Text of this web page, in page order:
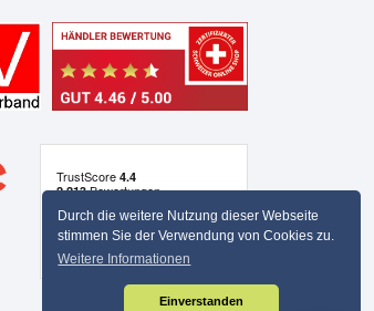
Durch die weitere Nutzung dieser Webseite
stimmen Sie der Verwendung von Cookies zu.
Weitere Informationen
Einverstanden